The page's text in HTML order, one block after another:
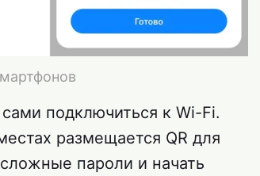
подключиться к Wi-Fi.
размещается QR для
пароли и начать